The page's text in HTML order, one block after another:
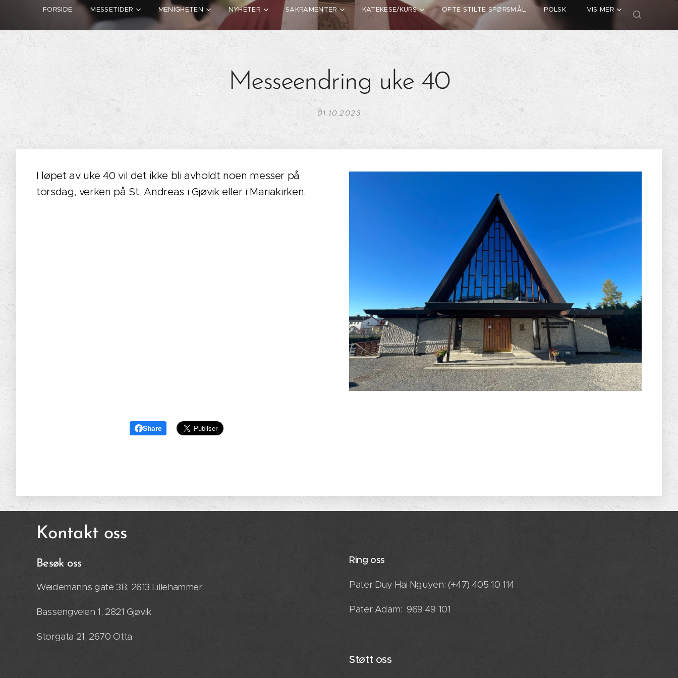
FORSIDE MESSETIDER MENIGHETEN NYHETER SAKRAMENTER KATEKESE/KURS OFTE STILTE SPØRSMÅL POLSK VIS MER
Messeendring uke 40
01.10.2023
I løpet av uke 40 vil det ikke bli avholdt noen messer på
torsdag, verken på St. Andreas i Gjøvik eller i Mariakirken.
Share
Kontakt oss
Besøk oss
Weidemanns gate 3B, 2613 Lillehammer
Bassengveien 1, 2821 Gjøvik
Storgata 21, 2670 Otta
Ring oss
Pater Duy Hai Nguyen: (+47) 405 10 114
Pater Adam: 969 49 101
Støtt oss